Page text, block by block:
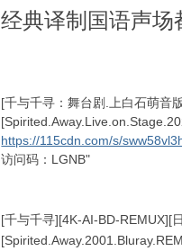
经典译制国语声
[千与千寻：舞台剧.上白石萌音
https://115cdn.com/s/
访问码：LGNB"
[千与千寻][4K-AI-BD-REMUX][